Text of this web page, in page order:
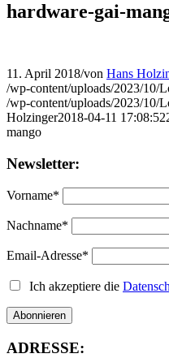
hardware-gai-
11. April 2018/von Hans
/wp-content/uploads/2023/10/
/wp-content/uploads/2023/10/
Holzinger2018-04-11 17:08:52
mango
Newsletter:
Vorname*
Nachname*
Email-Adresse*
Ich akzeptiere die
ADRESSE: